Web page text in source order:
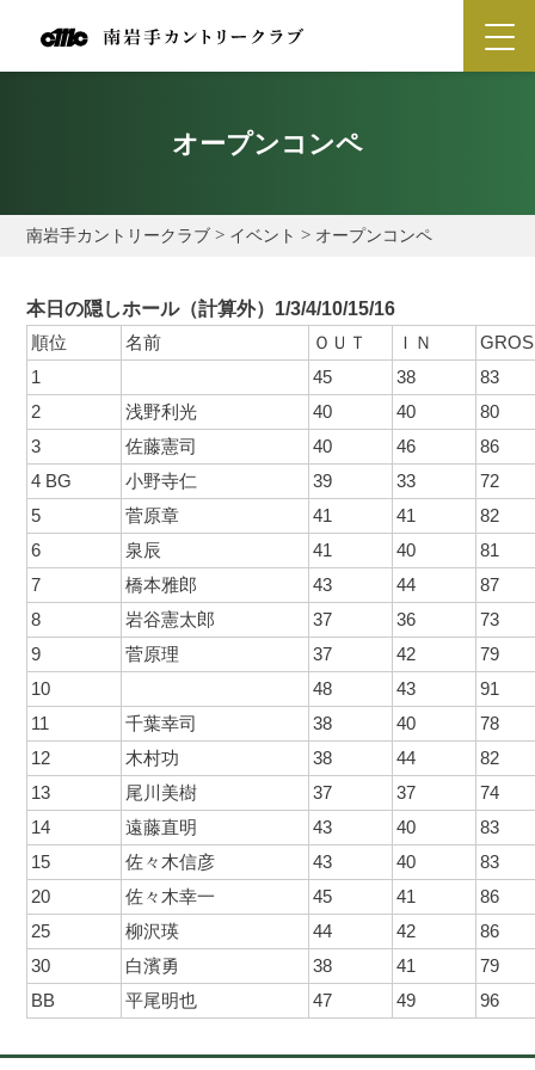
オープンコンペ
南岩手カントリークラブ > イベント > オープンコンペ
本日の隠しホール（計算外） 1/3/4/10/15/16
順位
名前 ＯＵＴ ＩＮ
1
45 38
83
2
浅野利光 40 40
80
3
佐藤憲司 40 46
86
4 BG
小野寺仁 39 33
72
5
菅原章 41 41
82
6
泉辰 41 40
81
7
橋本雅郎 43 44
87
8
岩谷憲太郎 37 36
73
9
菅原理 37 42
79
10
48 43
91
11
千葉幸司 38 40
78
12
木村功 38 44
82
13
尾川美樹 37 37
74
14
遠藤直明 43 40
83
15
佐々木信彦 43 40
83
20
佐々木幸一 45 41
86
25
柳沢瑛 44 42
86
30
白濱勇 38 41
79
BB
平尾明也 47 49 96